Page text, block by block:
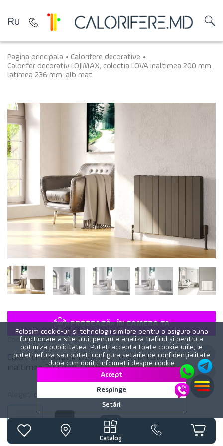
Ru
Catalog
Pagina principala
Calorifere decorative
Calorifer decorativ LOJIMAX, colectia LOVA inaltimea 200 mm.
latimea 236 mm. alb mat
«PROBEAZĂ» ÎN CAMERA TA
Cod:78562x
Calorifer decorativ LOJIMAX, colectia LOVA
inaltimea 200 mm. latimea 236 mm. alb mat
culoare Alb mat
Alb mat Negru mat
Folosim cookie-uri și tehnologii similare pentru a asigura buna
funcționare a site-ului, pentru a analiza traficul și pentru a
optimiza publicitatea. Puteți accepta toate cookie-urile, le
puteți refuza sau puteți configura setările de confidențialitate
după cum doriți.
Informații despre cookie
Accept
Respinge
Setări